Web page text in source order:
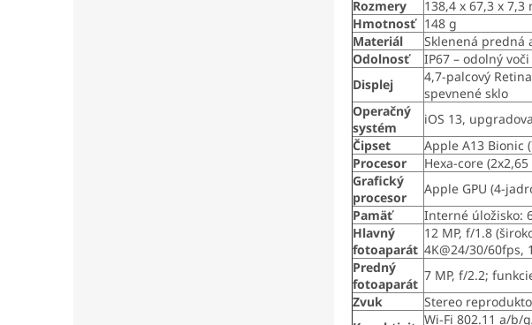
Rozmery
138,4 x 67,3 x 7,3
Hmotnosť 148 g
Materiál
Sklenená predná
Odolnosť
IP67 – odolný
Displej
4,7-palcový
spevnené sklo
Operačný
systém
iOS 13,
Čipset
Apple A13 Bionic
Procesor
Hexa-core
Grafický
procesor
Apple GPU (4-
Pamäť
Interné úložisko:
Hlavný
fotoaparát
12 MP, f/1.8
4K@24/30/60fps,
Predný
fotoaparát
7 MP, f/2.2;
Zvuk
Stereo
Wi-Fi 802.11 a/b/